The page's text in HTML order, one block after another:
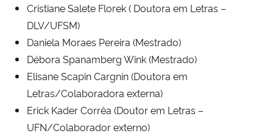
Ministério do Turismo
Ministério do Desenvolvimento Regional
Controladoria-Geral da União
Ministério da Mulher, da Família e dos Direitos Humanos
Cristiane Salete Florek ( Doutora em Letras –
DLV/UFSM)
Daniela Moraes Pereira (Mestrado)
Débora Spanamberg Wink (Mestrado)
Elisane Scapin Cargnin (Doutora em
Letras/Colaboradora externa)
Erick Kader Corrêa (Doutor em Letras –
UFN/Colaborador externo)